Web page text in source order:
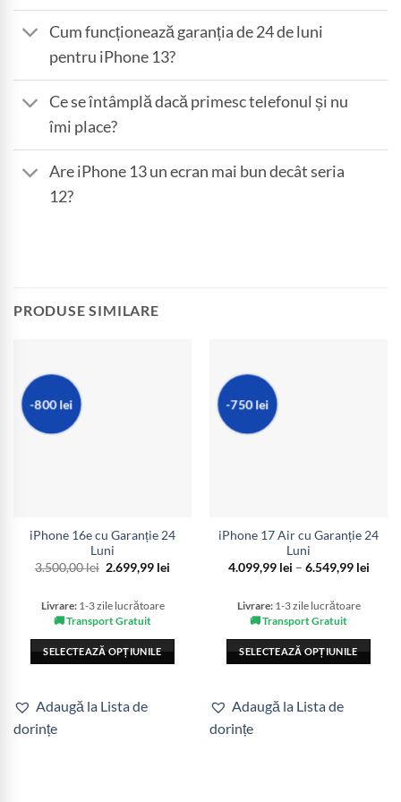
Cum funcționează garanția de 24 de luni
pentru iPhone 13?
Ce se întâmplă dacă primesc telefonul și nu
îmi place?
Are iPhone 13 un ecran mai bun decât seria
12?
PRODUSE SIMILARE
-800 lei
iPhone 16e cu Garanție 24
Luni
3.500,00lei Prețul
fost:
3.500,00 lei.
2.699,99 lei
Livrare:1-3 zile lucrătoare
🚚 Transport Gratuit
SELECTEAZĂ OPȚIUNILE
are
Adaugă la Lista de
dorințe
-750 lei
iPhone 17 Air cu Garanție 24
Luni
4.099,99 lei – 6.549,99 lei
Livrare:1-3 zile lucrătoare
🚚 Transport Gratuit
SELECTEAZĂ OPȚIUNILE
are
Adaugă la Lista de
dorințe